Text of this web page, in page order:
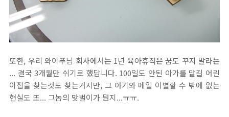
또한, 우리 와이푸님 회사에서는 1년 육아휴직은 꿈도 꾸지 말라는
... 결국 3개월만 쉬기로 했답니다. 100일도 안된 아가를 맡길 어린
이집을 찾는것도 찾는거지만, 그 아기와 메일 이별할 수 밖에 없는
현실도 또... 그놈의 맞벌이가 뭔지...ㅠㅠ.